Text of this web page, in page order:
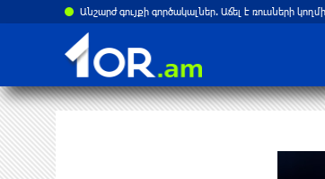
Անշարժ գույքի գործակալներ. Աճել է ռուսների